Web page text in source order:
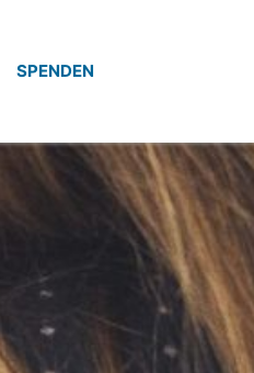
SPENDEN